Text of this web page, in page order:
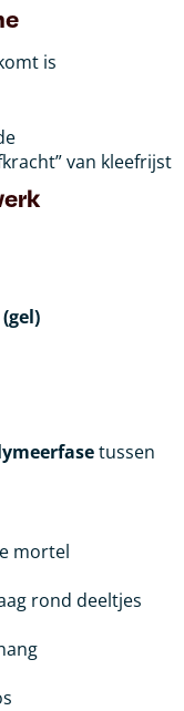
is
van kleefrijst
tussen
mortel
rond deeltjes